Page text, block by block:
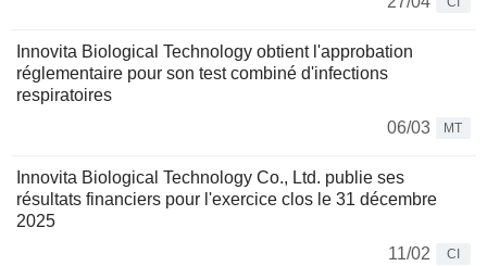
Innovita Biological Technology obtient l'approbation
réglementaire pour son test combiné d'infections
respiratoires
06/03
MT
Innovita Biological Technology Co., Ltd. publie ses
résultats financiers pour l'exercice clos le 31 décembre
2025
11/02
CI